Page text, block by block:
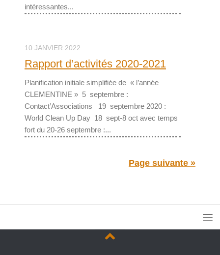
intéressantes...
10 JANVIER 2022
Rapport d’activités 2020-2021
Planification initiale simplifiée de « l’année
CLEMENTINE » 5 septembre :
Contact’Associations 19 septembre 2020 :
World Clean Up Day 18 sept-8 oct avec temps
fort du 20-26 septembre :...
Page suivante »